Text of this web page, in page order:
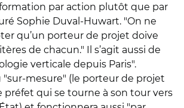
par action plutôt que par
Sophie Duval-Huwart. "On ne
qu’un porteur de projet doive
de chacun." Il s’agit aussi de
verticale depuis Paris".
"sur-mesure" (le porteur de projet
préfet qui se tourne à son tour vers